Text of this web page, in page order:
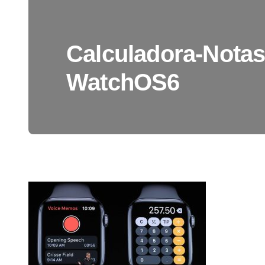
Calculadora-
WatchOS6